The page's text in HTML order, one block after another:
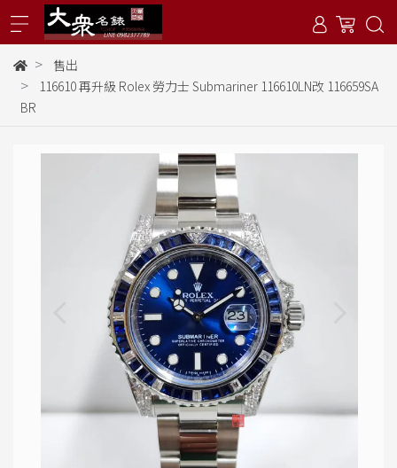
售出
116610 再升級 Rolex 勞力士 Submariner 116610LN改 116659SA
BR